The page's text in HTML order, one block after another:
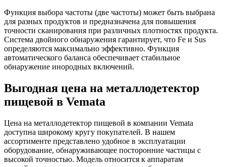
Функция выбора частоты (две частоты) может быть выбрана
для разных продуктов и предназначена для повышения
точности сканирования при различных плотностях продукта.
Система двойного обнаружения гарантирует, что Fe и Sus
определяются максимально эффективно. Функция
автоматического баланса обеспечивает стабильное
обнаружение инородных включений.
Выгодная цена на металлодетектор
пищевой в Vemata
Цена на металлодетектор пищевой в компании Vemata
доступна широкому кругу покупателей. В нашем
ассортименте представлено удобное в эксплуатации
оборудование, обнаруживающее посторонние частицы с
высокой точностью. Модель относится к аппаратам